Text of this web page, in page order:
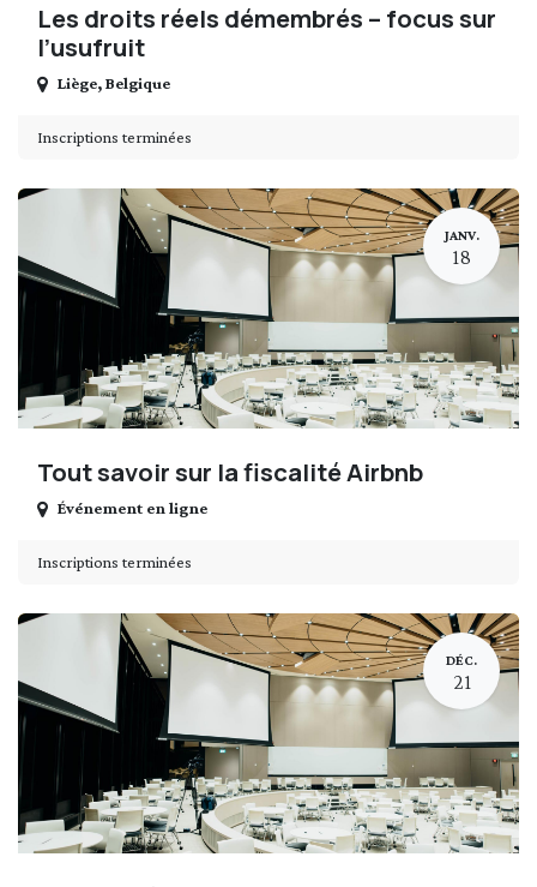
Les droits réels démembrés – focus sur
l’usufruit
Liège,Belgique
Inscriptions terminées
JANV.
18
Tout savoir sur la fiscalité Airbnb
Événement en ligne
Inscriptions terminées
DÉC.
21